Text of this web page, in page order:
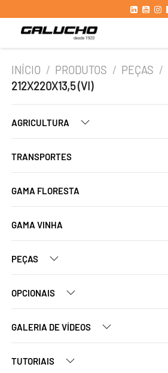
INÍCIO / PRODUTOS / PEÇAS /
212X220X13,5 (VI)
AGRICULTURA
TRANSPORTES
GAMA FLORESTA
GAMA VINHA
PEÇAS
OPCIONAIS
GALERIA DE VÍDEOS
TUTORIAIS